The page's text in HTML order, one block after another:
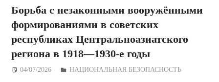
Борьба с незаконными вооружёнными
формированиями в советских
республиках Центральноазиатского
региона в 1918—1930-е годы
04/07/2026 Дежурный по Редакции
НАЦИОНАЛЬНАЯ БЕЗОПАСНОСТЬ